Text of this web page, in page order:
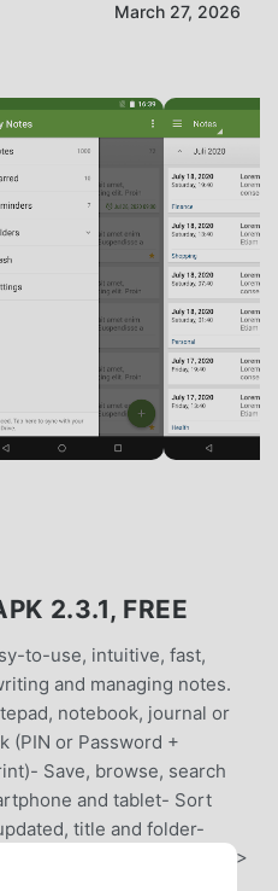
March 27, 2026
2.3.1, FREE
to-use, intuitive, fast,
and managing notes.
notebook, journal or
(PIN or Password +
Save, browse, search
and tablet- Sort
title and folder-
drawer > Folders >